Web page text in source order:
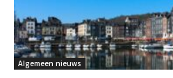
Algemeen nieuws